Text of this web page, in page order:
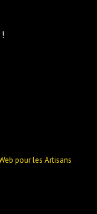
pour les Artisans